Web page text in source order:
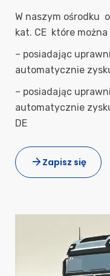
W naszym ośrodku
kat. CE które można
– posiadając
automatycznie
– posiadając
automatycznie
DE
Zapisz się